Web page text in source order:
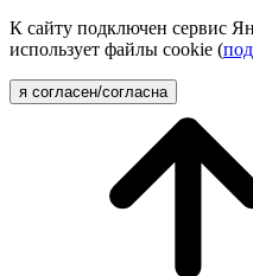
К сайту подключен сервис
использует файлы cookie (
я согласен/согласна